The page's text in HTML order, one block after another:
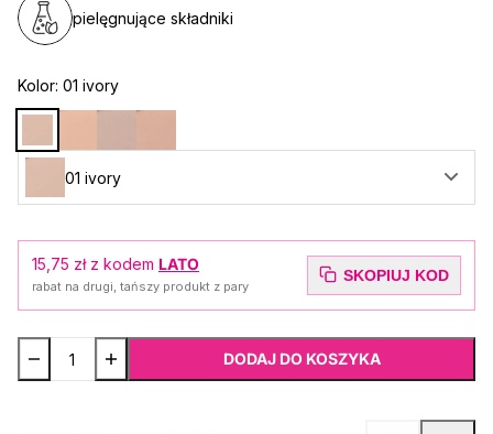
pielęgnujące składniki
Kolor: 01 ivory
01 ivory
15,75 zł z kodem LATO
rabat na drugi, tańszy produkt z pary
SKOPIUJ KOD
DODAJ DO KOSZYKA